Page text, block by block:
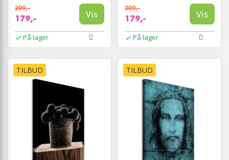
209,-
179,- Vis
På lager
209,-
179,- Vis
På lager
TILBUD TILBUD